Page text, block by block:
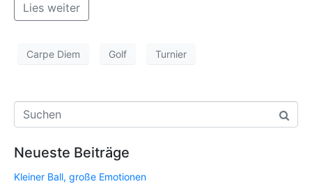
Lies weiter
Carpe Diem Golf Turnier
Neueste Beiträge
Kleiner Ball, große Emotionen